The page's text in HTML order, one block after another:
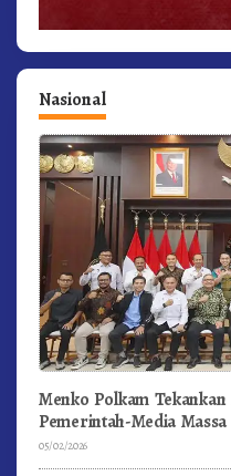
Nasional
Menko Polkam
Pemerintah-Media
05/02/2026